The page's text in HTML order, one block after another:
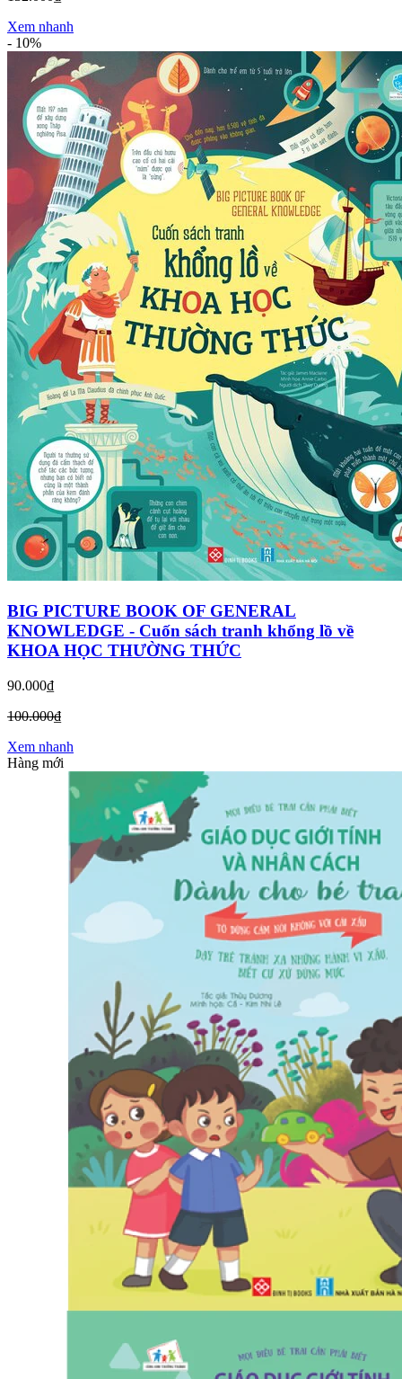
Xem nhanh
- 10%
BIG PICTURE BOOK OF GENERAL
KNOWLEDGE - Cuốn sách tranh khổng lồ về
KHOA HỌC THƯỜNG THỨC
90.000₫
100.000₫
Xem nhanh
Hàng mới